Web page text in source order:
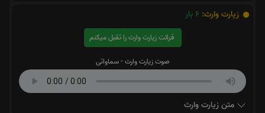
زیارت وارث: 6 بار
قرائت زیارت وارث را تقبل میکنم
صوت زیارت وارث - سماواتی
متن زیارت وارث